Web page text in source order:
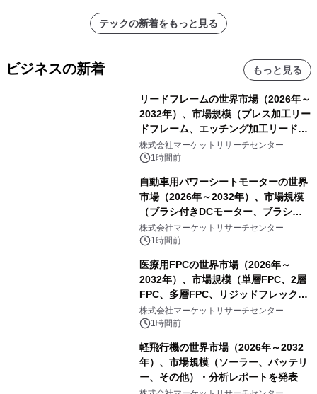
テックの新着をもっと見る
ビジネスの新着 もっと見る
リードフレームの世界市場（2026年～
2032年）、市場規模（プレス加工リー
ドフレーム、エッチング加工リードフ
レーム）・分析レポートを発表
株式会社マーケットリサーチセンター
1時間前
自動車用パワーシートモーターの世界
市場（2026年～2032年）、市場規模
（ブラシ付きDCモーター、ブラシレ
スDCモーター）・分析レポートを発
表
株式会社マーケットリサーチセンター
1時間前
医療用FPCの世界市場（2026年～
2032年）、市場規模（単層FPC、2層
FPC、多層FPC、リジッドフレックス
PCB）・分析レポートを発表
株式会社マーケットリサーチセンター
1時間前
軽飛行機の世界市場（2026年～2032
年）、市場規模（ソーラー、バッテリ
ー、その他）・分析レポートを発表